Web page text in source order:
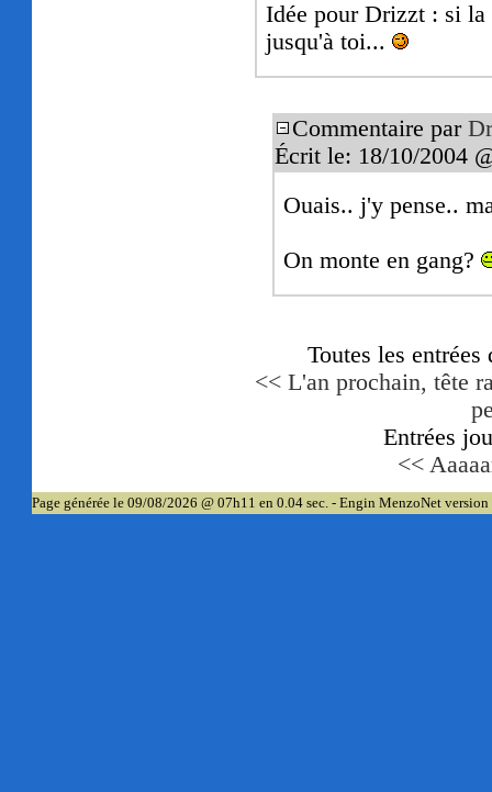
Idée pour Drizzt : si la
jusqu'à toi...
Commentaire par
Écrit le: 18/10/2004
Ouais.. j'y pense..
On monte en gang?
Toutes les
<< L'an prochain, tête
Entrées
<<
Page générée le 09/08/2026 @ 07h11 en 0.04 sec. - Engin MenzoNet